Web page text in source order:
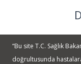
“Bu site T.C. Sağlık
doğrultusunda